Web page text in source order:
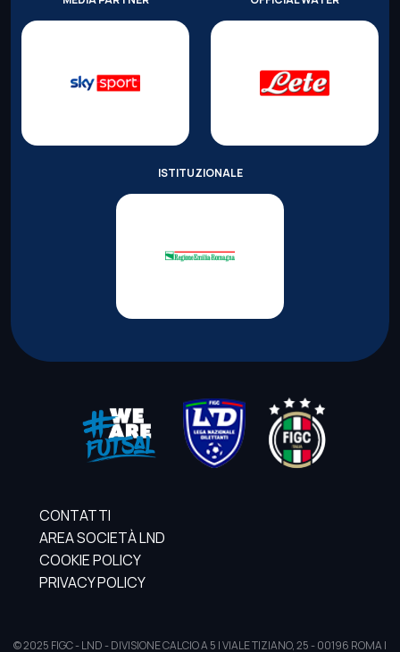
ISTITUZIONALE
CONTATTI
AREA SOCIETÀ LND
COOKIE POLICY
PRIVACY POLICY
© 2025 FIGC - LND - DIVISIONE CALCIO A 5 | VIALE TIZIANO, 25 - 00196 ROMA |